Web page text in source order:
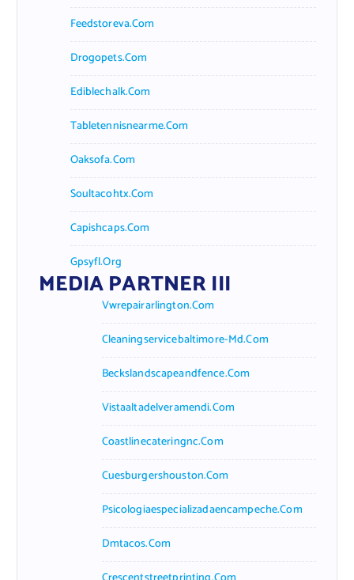
Feedstoreva.com
Drogopets.com
Ediblechalk.com
Tabletennisnearme.com
Oaksofa.com
Soultacohtx.com
Capishcaps.com
Gpsyfl.org
MEDIA PARTNER III
Vwrepairarlington.com
Cleaningservicebaltimore-Md.com
Beckslandscapeandfence.com
Vistaaltadelveramendi.com
Coastlinecateringnc.com
Cuesburgershouston.com
Psicologiaespecializadaencampeche.com
Dmtacos.com